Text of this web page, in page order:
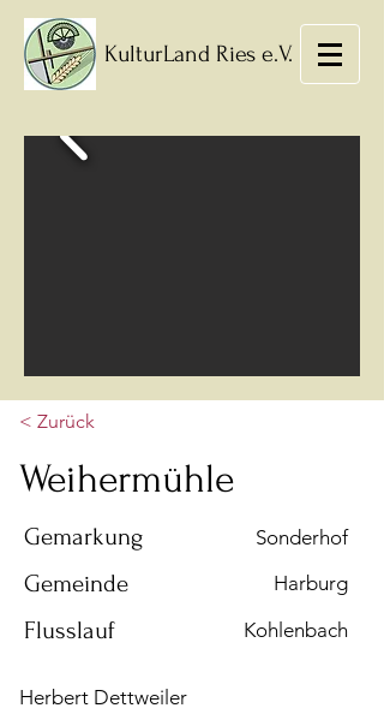
KulturLand Ries e.V.
< Zurück
Weihermühle
Sonderhof
Gemarkung
Harburg
Gemeinde
Kohlenbach
Flusslauf
Herbert Dettweiler